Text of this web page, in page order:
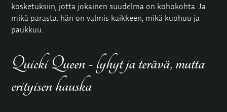
kosketuksiin, jotta jokainen suudelma on kohokohta. Ja
mikä parasta: hän on valmis kaikkeen, mikä kuohuu ja
paukkuu.
Quicki Queen - lyhyt ja terävä, mutta
erityisen hauska